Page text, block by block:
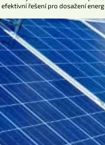
řešení pro dosažení